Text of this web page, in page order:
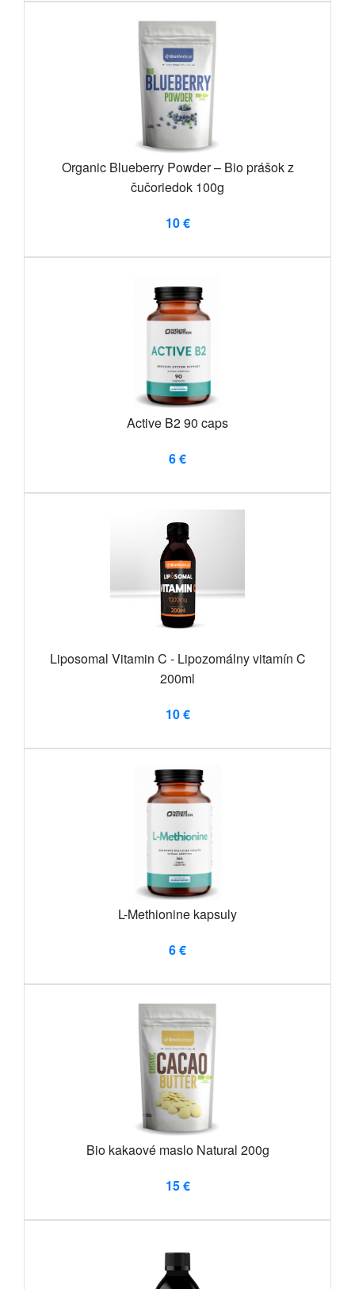
Organic Blueberry Powder – Bio prášok z
čučoriedok 100g
10 €
Active B2 90 caps
6 €
Liposomal Vitamin C - Lipozomálny vitamín C
200ml
10 €
L-Methionine kapsuly
6 €
Bio kakaové maslo Natural 200g
15 €